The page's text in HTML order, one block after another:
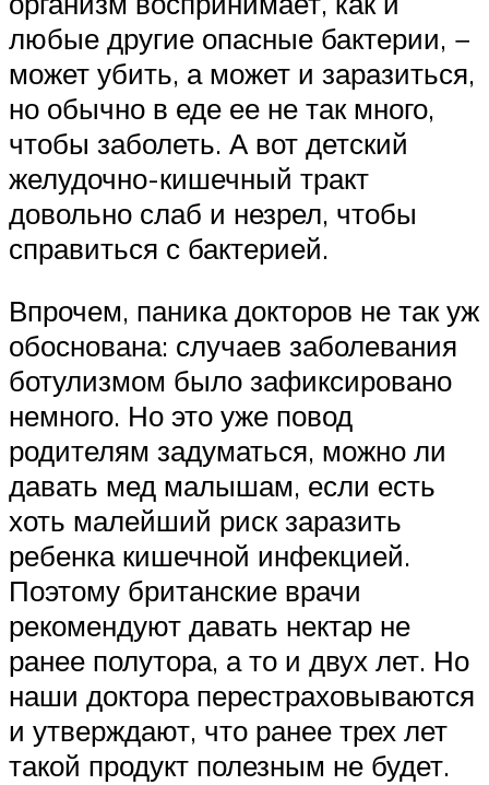
любые другие опасные бактерии, −
может убить, а может и заразиться,
но обычно в еде ее не так много,
чтобы заболеть. А вот детский
желудочно-кишечный тракт
довольно слаб и незрел, чтобы
справиться с бактерией.
Впрочем, паника докторов не так уж
обоснована: случаев заболевания
ботулизмом было зафиксировано
немного. Но это уже повод
родителям задуматься, можно ли
давать мед малышам, если есть
хоть малейший риск заразить
ребенка кишечной инфекцией.
Поэтому британские врачи
рекомендуют давать нектар не
ранее полутора, а то и двух лет. Но
наши доктора перестраховываются
и утверждают, что ранее трех лет
такой продукт полезным не будет.